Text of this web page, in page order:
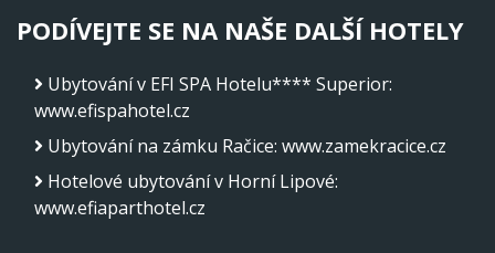
PODÍVEJTE SE NA NAŠE DALŠÍ HOTELY
Ubytování v EFI SPA Hotelu**** Superior:
www.efispahotel.cz
Ubytování na zámku Račice: www.zamekracice.cz
Hotelové ubytování v Horní Lipové:
www.efiaparthotel.cz